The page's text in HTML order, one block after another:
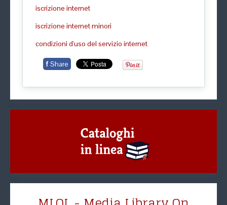
iscrizione internet
iscrizione internet minori
condizioni d'uso del servizio internet
f Share